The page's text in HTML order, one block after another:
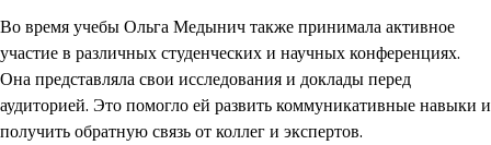
Во время учебы Ольга Медынич также принимала активное
участие в различных студенческих и научных конференциях.
Она представляла свои исследования и доклады перед
аудиторией. Это помогло ей развить коммуникативные навыки и
получить обратную связь от коллег и экспертов.